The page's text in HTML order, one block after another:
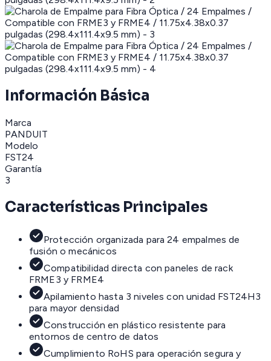
Información Básica
Marca
PANDUIT
Modelo
FST24
Garantía
3
Características Principales
Protección organizada para 24 empalmes de
fusión o mecánicos
Compatibilidad directa con paneles de rack
FRME3 y FRME4
Apilamiento hasta 3 niveles con unidad FST24H3
para mayor densidad
Construcción en plástico resistente para
entornos de centro de datos
Cumplimiento RoHS para operación segura y